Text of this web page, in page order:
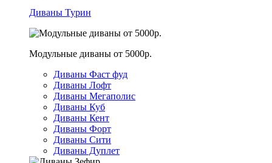
Диваны Турин
Модульные диваны от 5000р.
Диваны Фаст фуд
Диваны Лофт
Диваны Мегаполис
Диваны Куб
Диваны Кент
Диваны Форт
Диваны Сити
Диваны Дуплет